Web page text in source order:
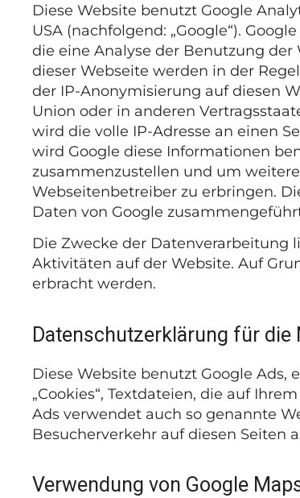
Diese Website benutzt Google
USA (nachfolgend: „Google“).
die eine Analyse der Benutzung
dieser Webseite werden in der
der IP-Anonymisierung auf diesen
Union oder in anderen
wird die volle IP-Adresse an einen
wird Google diese Informationen
zusammenzustellen und um
Webseitenbetreiber zu erbringen.
Daten von Google
Die Zwecke der Datenverarbeitung
Aktivitäten auf der Website. Auf
erbracht werden.
Datenschutzerklärung für die
Diese Website benutzt Google Ads,
„Cookies“, Textdateien, die auf
Ads verwendet auch so genannte
Besucherverkehr auf diesen Seiten
Verwendung von Google